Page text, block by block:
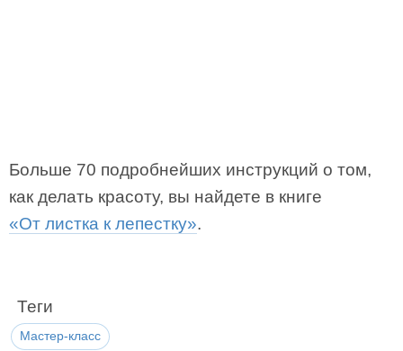
Больше 70 подробнейших инструкций о том,
как делать красоту, вы найдете в книге
«От листка к лепестку».
Теги
Мастер-класс